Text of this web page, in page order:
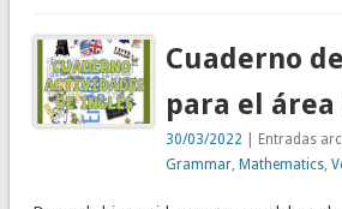
Cuaderno
para el
30/03/2022 | Entradas
Grammar, Mathematics,